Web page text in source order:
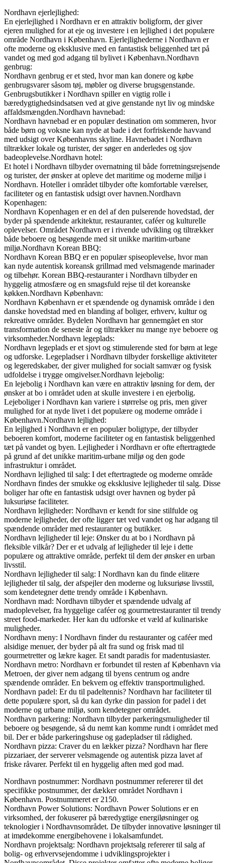
Nordhavn ejerlejlighed:
En ejerlejlighed i Nordhavn er en attraktiv boligform, der giver
ejeren mulighed for at eje og investere i en lejlighed i det populære
område Nordhavn i København. Ejerlejlighederne i Nordhavn er
ofte moderne og eksklusive med en fantastisk beliggenhed tæt på
vandet og med god adgang til bylivet i København.Nordhavn
genbrug:
Nordhavn genbrug er et sted, hvor man kan donere og købe
genbrugsvarer såsom tøj, møbler og diverse brugsgenstande.
Genbrugsbutikker i Nordhavn spiller en vigtig rolle i
bæredygtighedsindsatsen ved at give genstande nyt liv og mindske
affaldsmængden.Nordhavn havnebad:
Nordhavn havnebad er en populær destination om sommeren, hvor
både børn og voksne kan nyde at bade i det forfriskende havvand
med udsigt over Københavns skyline. Havnebadet i Nordhavn
tiltrækker lokale og turister, der søger en anderledes og sjov
badeoplevelse.Nordhavn hotel:
Et hotel i Nordhavn tilbyder overnatning til både forretningsrejsende
og turister, der ønsker at opleve det maritime og moderne miljø i
Nordhavn. Hoteller i området tilbyder ofte komfortable værelser,
faciliteter og en fantastisk udsigt over havnen.Nordhavn
Kopenhagen:
Nordhavn Kopenhagen er en del af den pulserende hovedstad, der
byder på spændende arkitektur, restauranter, caféer og kulturelle
oplevelser. Området Nordhavn er i rivende udvikling og tiltrækker
både beboere og besøgende med sit unikke maritim-urbane
miljø.Nordhavn Korean BBQ:
Nordhavn Korean BBQ er en populær spiseoplevelse, hvor man
kan nyde autentisk koreansk grillmad med velsmagende marinader
og tilbehør. Korean BBQ-restauranter i Nordhavn tilbyder en
hyggelig atmosfære og en smagsfuld rejse til det koreanske
køkken.Nordhavn København:
Nordhavn København er et spændende og dynamisk område i den
danske hovedstad med en blanding af boliger, erhverv, kultur og
rekreative områder. Bydelen Nordhavn har gennemgået en stor
transformation de seneste år og tiltrækker nu mange nye beboere og
virksomheder.Nordhavn legeplads:
Nordhavn legeplads er et sjovt og stimulerende sted for børn at lege
og udforske. Legepladser i Nordhavn tilbyder forskellige aktiviteter
og legeredskaber, der giver mulighed for socialt samvær og fysisk
udfoldelse i trygge omgivelser.Nordhavn lejebolig:
En lejebolig i Nordhavn kan være en attraktiv løsning for dem, der
ønsker at bo i området uden at skulle investere i en ejerbolig.
Lejeboliger i Nordhavn kan variere i størrelse og pris, men giver
mulighed for at nyde livet i det populære og moderne område i
København.Nordhavn lejlighed:
En lejlighed i Nordhavn er en populær boligtype, der tilbyder
beboeren komfort, moderne faciliteter og en fantastisk beliggenhed
tæt på vandet og byen. Lejligheder i Nordhavn er ofte eftertragtede
på grund af det unikke maritim-urbane miljø og den gode
infrastruktur i området.
Nordhavn lejlighed til salg: I det eftertragtede og moderne område
Nordhavn findes der smukke og eksklusive lejligheder til salg. Disse
boliger har ofte en fantastisk udsigt over havnen og byder på
luksuriøse faciliteter.
Nordhavn lejligheder: Nordhavn er kendt for sine stilfulde og
moderne lejligheder, der ofte ligger tæt ved vandet og har adgang til
spændende områder med restauranter og butikker.
Nordhavn lejligheder til leje: Ønsker du at bo i Nordhavn på
fleksible vilkår? Der er et udvalg af lejligheder til leje i dette
populære og attraktive område, perfekt til dem der ønsker en urban
livsstil.
Nordhavn lejligheder til salg: I Nordhavn kan du finde elitære
lejligheder til salg, der afspejler den moderne og luksuriøse livsstil,
som kendetegner dette trendy område i København.
Nordhavn mad: Nordhavn tilbyder et spændende udvalg af
madoplevelser, fra hyggelige caféer og gourmetrestauranter til trendy
street food-markeder. Her kan du udforske et væld af kulinariske
muligheder.
Nordhavn meny: I Nordhavn finder du restauranter og caféer med
alsidige menuer, der byder på alt fra sund og frisk mad til
gourmetretter og lækre kager. Et sandt paradis for madentusiaster.
Nordhavn metro: Nordhavn er forbundet til resten af København via
Metroen, der giver nem adgang til byens centrum og andre
spændende områder. En bekvem og effektiv transportmulighed.
Nordhavn padel: Er du til padeltennis? Nordhavn har faciliteter til
dette populære sport, så du kan dyrke din passion for padel i det
moderne og urbane miljø, som kendetegner området.
Nordhavn parkering: Nordhavn tilbyder parkeringsmuligheder til
beboere og besøgende, så du nemt kan komme rundt i området med
bil. Der er både parkeringshuse og gadepladser til rådighed.
Nordhavn pizza: Craver du en lækker pizza? Nordhavn har flere
pizzariaer, der serverer velsmagende og autentisk pizza lavet af
friske råvarer. Perfekt til en hyggelig aften med god mad.
Nordhavn postnummer: Nordhavn postnummer refererer til det
specifikke postnummer, der dækker området Nordhavn i
København. Postnummeret er 2150.
Nordhavn Power Solutions: Nordhavn Power Solutions er en
virksomhed, der fokuserer på bæredygtige energiløsninger og
teknologier i Nordhavnsområdet. De tilbyder innovative løsninger til
at imødekomme energibehovene i lokalsamfundet.
Nordhavn projektsalg: Nordhavn projektsalg refererer til salg af
bolig- og erhvervsejendomme i udviklingsprojekter i